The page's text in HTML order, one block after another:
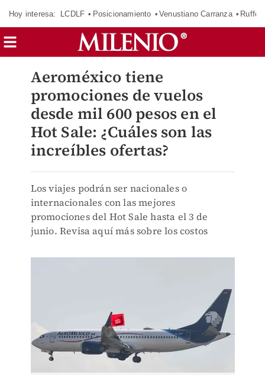
Hoy interesa: LCDLF Posicionamiento Venustiano Carranza Ruffo
Aeroméxico tiene
promociones de vuelos
desde mil 600 pesos en el
Hot Sale: ¿Cuáles son las
increíbles ofertas?
Los viajes podrán ser nacionales o
internacionales con las mejores
promociones del Hot Sale hasta el 3 de
junio. Revisa aquí más sobre los costos